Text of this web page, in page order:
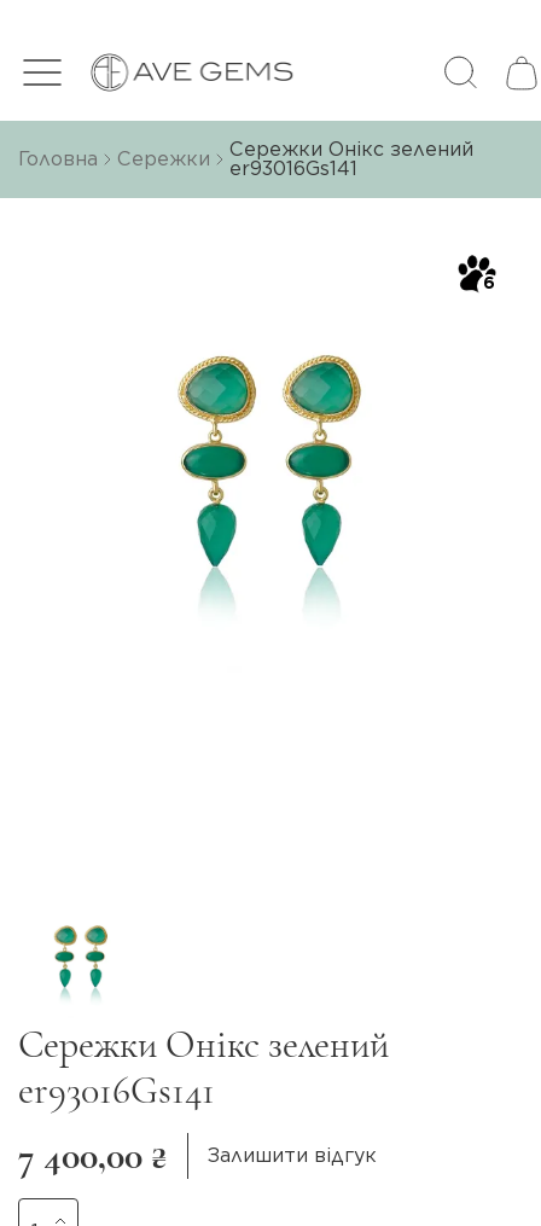
Головна Сережки
Сережки Онікс зелений
er93016Gs141
6
Сережки Онікс зелений
er93016Gs141
7 400,00 ₴
Залишити відгук